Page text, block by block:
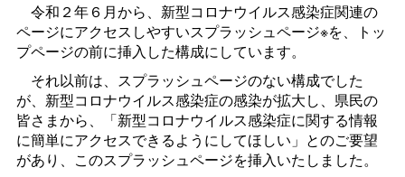
令和２年６月から、新型コロナウイルス感染症関連の
ページにアクセスしやすいスプラッシュページ※を、トッ
プページの前に挿入した構成にしています。
それ以前は、スプラッシュページのない構成でした
が、新型コロナウイルス感染症の感染が拡大し、県民の
皆さまから、「新型コロナウイルス感染症に関する情報
に簡単にアクセスできるようにしてほしい」とのご要望
があり、このスプラッシュページを挿入いたしました。